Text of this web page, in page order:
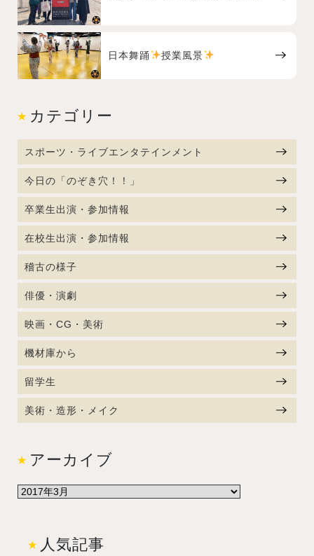
日本舞踊 授業風景
カテゴリー
スポーツ・ライブエンタテインメント
今日の「のぞき穴！！」
卒業生出演・参加情報
在校生出演・参加情報
稽古の様子
俳優・演劇
映画・CG・美術
機材庫から
留学生
美術・造形・メイク
アーカイブ
人気記事